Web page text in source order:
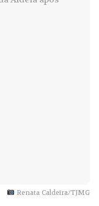
Renata Caldeira/TJMG